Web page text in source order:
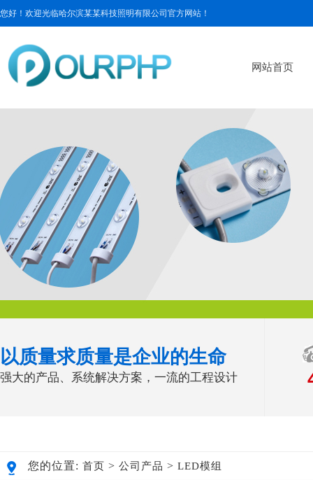
您好！欢迎光临哈尔滨某某科技照明有限公司官方网站！
网站首页
以质量求质量是企业的生命
强大的产品、系统解决方案，一流的工程设计
您的位置: 首页 > 公司产品 > LED模组